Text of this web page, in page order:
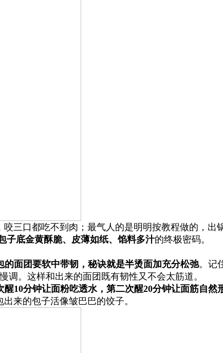
三口都吃不到肉；最气人的是明明按教程做的，
子底金黄酥脆、皮薄如纸、馅料多汁的终极密码。
的面团要软中带韧，秘诀就是半烫面加充分松弛。记
调。这样和出来的面团既有韧性又不会太筋道。
醒10分钟让面粉吃透水，第二次醒20分钟让面筋自然
来的包子活像皱巴巴的饺子。